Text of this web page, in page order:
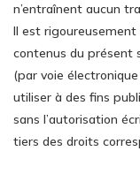
n’entraînent aucun
Il est
contenus du présent
(par voie
utiliser à des fins
sans l’autorisation
tiers des droits